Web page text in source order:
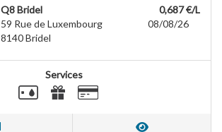
Q8 Bridel
59 Rue de Luxembourg
8140Bridel
0,687 €/L
08/08/26
Services